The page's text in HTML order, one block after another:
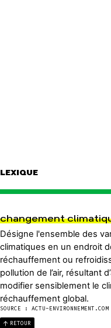
LEXIQUE
changement
Désigne l'ensemble des
climatiques en un endroit
réchauffement ou
pollution de l’air, résultant
modifier sensiblement le
réchauffement global.
SOURCE : ACTU-ENVIRONNEMENT.COM
RETOUR